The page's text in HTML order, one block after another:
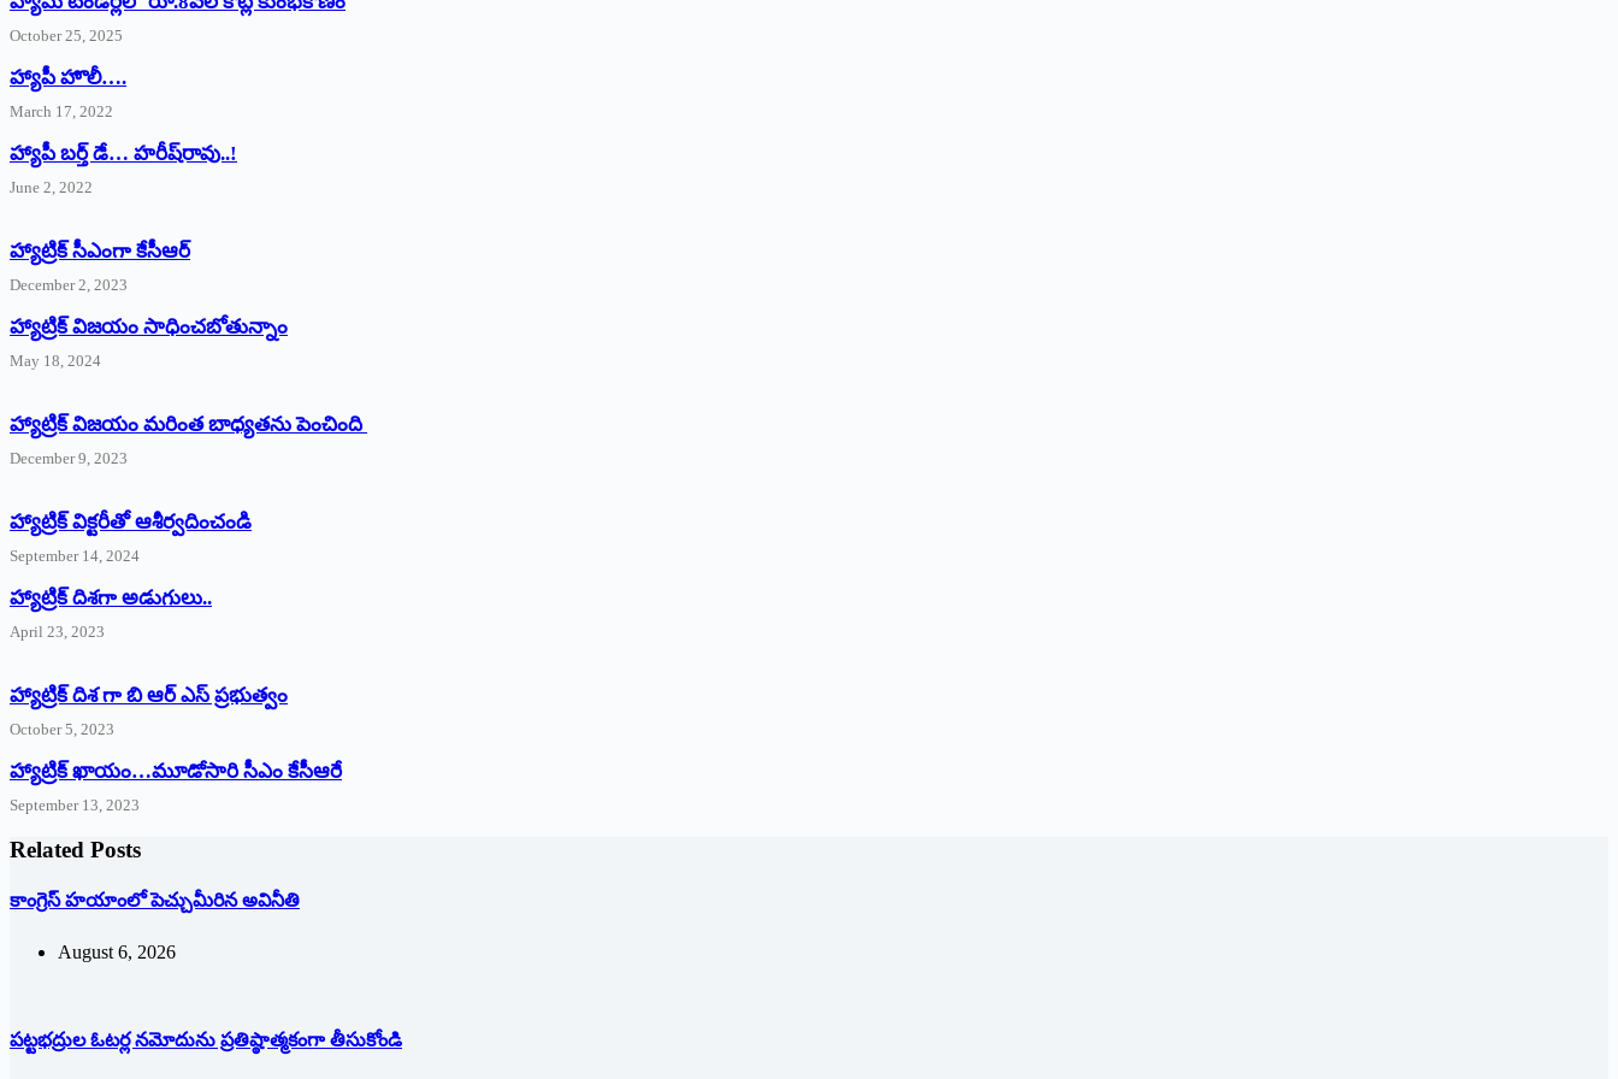
October 25, 2025
హ్యాపీ హొలీ….
March 17, 2022
హ్యాపీ బర్త్ ‌డే… హరీష్‌రావు..!
June 2, 2022
హ్యాట్రిక్‌ ‌సీఎంగా కేసీఆర్‌
December 2, 2023
హ్యాట్రిక్‌ విజయం సాధించబోతున్నాం
May 18, 2024
హ్యాట్రిక్ విజయం మరింత బాధ్యతను పెంచింది
December 9, 2023
హ్యాట్రిక్‌ ‌విక్టరీతో ఆశీర్వదించండి
September 14, 2024
‌హ్యాట్రిక్‌ ‌దిశగా అడుగులు..
April 23, 2023
హ్యాట్రిక్ దిశ గా బి ఆర్ ఎస్ ప్రభుత్వం
October 5, 2023
హ్యాట్రిక్‌ ‌ఖాయం…మూడోసారి సీఎం కేసీఆరే
September 13, 2023
Related Posts
కాంగ్రెస్ హయాంలో పెచ్చుమీరిన అవినీతి
August 6, 2026
పట్టభద్రుల ఓటర్ల నమోదును ప్రతిష్ఠాత్మకంగా తీసుకోండి